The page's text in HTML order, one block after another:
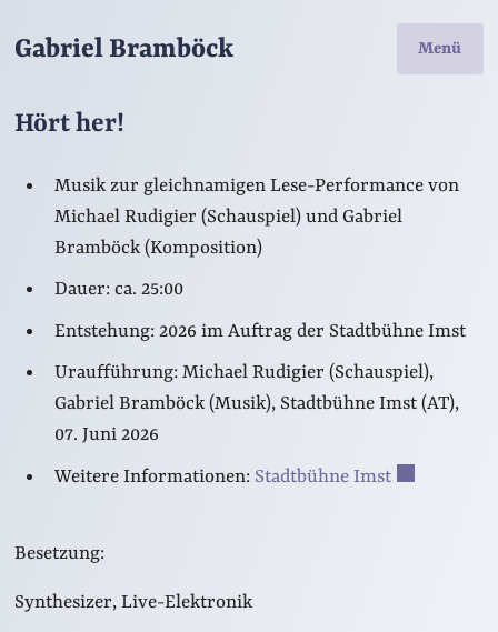
Gabriel Bramböck Menü
Hört her!
Musik zur gleichnamigen Lese-Performance von
Michael Rudigier (Schauspiel) und Gabriel
Bramböck (Komposition)
Dauer: ca. 25:00
Entstehung: 2026 im Auftrag der Stadtbühne Imst
Uraufführung: Michael Rudigier (Schauspiel),
Gabriel Bramböck (Musik), Stadtbühne Imst (AT),
07. Juni 2026
Weitere Informationen: Stadtbühne Imst
Besetzung:
Synthesizer, Live-Elektronik